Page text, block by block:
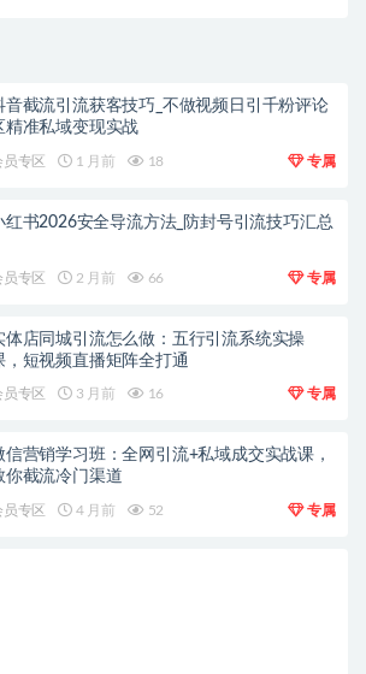
音截流引流获客技巧_不做视频日引千粉评论
精准私域变现实战
员专区 1 月前 18 专属
红书2026安全导流方法_防封号引流技巧汇总
员专区 2 月前 66 专属
体店同城引流怎么做：五行引流系统实操
，短视频直播矩阵全打通
员专区 3 月前 16 专属
信营销学习班：全网引流+私域成交实战课，
你截流冷门渠道
员专区 4 月前 52 专属